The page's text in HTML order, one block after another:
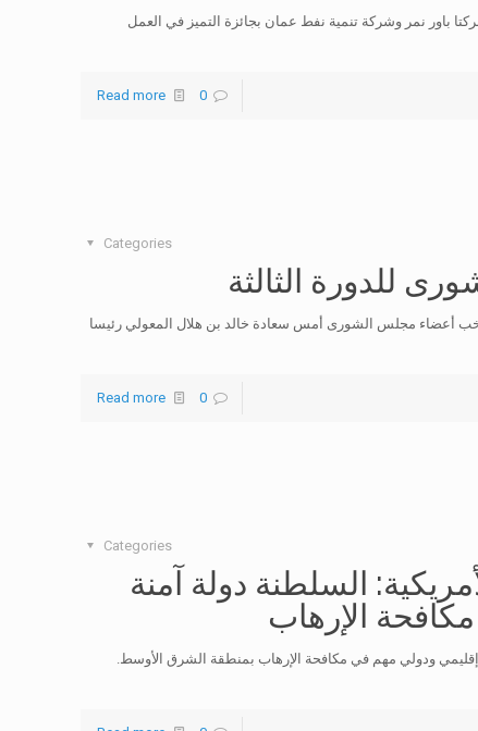
باور نمر وشركة تنمية نفط عمان بجائزة التميز في العمل
0
Read more
Categories
للدورة الثالثة
انتخب أعضاء مجلس الشورى أمس سعادة خالد بن هلال المعولي رئيسا
0
Read more
Categories
السلطنة دولة آمنة
الإرهاب
إقليمي ودولي مهم في مكافحة الإرهاب بمنطقة الشرق الأوسط.